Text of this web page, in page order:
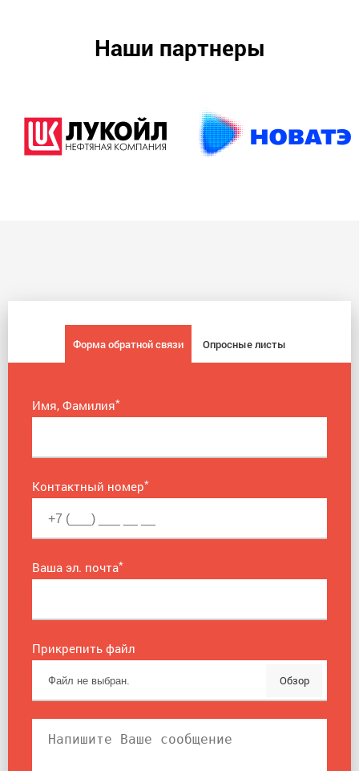
Наши партнеры
Форма обратной связи Опросные листы
Имя, Фамилия*
Контактный номер*
Ваша эл. почта*
Прикрепить файл
Обзор